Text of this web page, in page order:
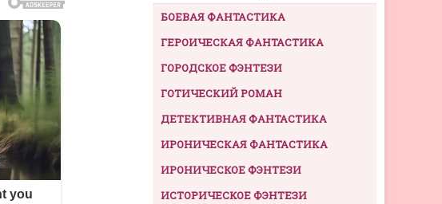
БОЕВАЯ ФАНТАСТИКА
ГЕРОИЧЕСКАЯ ФАНТАСТИКА
ГОРОДСКОЕ ФЭНТЕЗИ
ГОТИЧЕСКИЙ РОМАН
ДЕТЕКТИВНАЯ ФАНТАСТИКА
ИРОНИЧЕСКАЯ ФАНТАСТИКА
ИРОНИЧЕСКОЕ ФЭНТЕЗИ
ИСТОРИЧЕСКОЕ ФЭНТЕЗИ